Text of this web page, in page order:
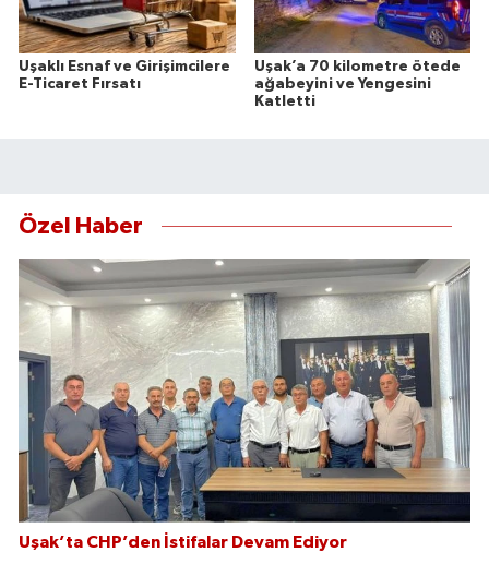
Uşaklı Esnaf ve Girişimcilere
E-Ticaret Fırsatı
Uşak’a 70 kilometre ötede
ağabeyini ve Yengesini
Katletti
Özel Haber
Uşak’ta CHP’den İstifalar Devam Ediyor